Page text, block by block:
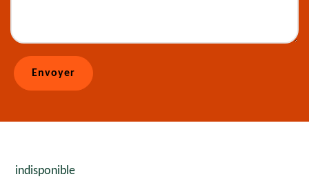
indisponible